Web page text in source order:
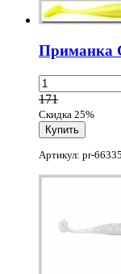
Приманка
171
Скидка 25%
Артикул: pr-66335